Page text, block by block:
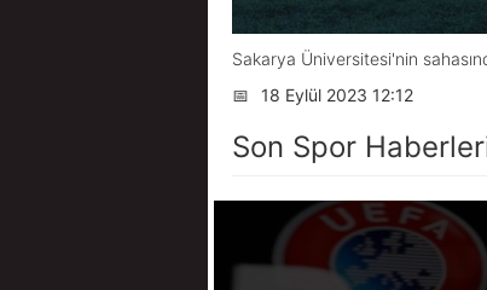
Sakarya Üniversitesi'nin
📅
18 Eylül 2023 12:12
Son Spor